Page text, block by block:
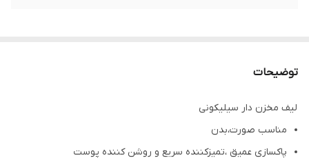
توضیحات
لیف مخزن دار سیلیکونی
مناسب صورت،بدن
پاکسازی عمیق ،تمیزکننده سریع و روشن کننده پوست